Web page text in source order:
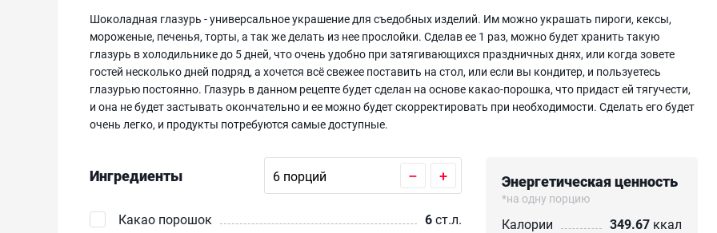
Шоколадная глазурь - универсальное украшение для съедобных изделий. Им можно украшать пироги, кексы,
мороженые, печенья, торты, а так же делать из нее прослойки. Сделав ее 1 раз, можно будет хранить такую
глазурь в холодильнике до 5 дней, что очень удобно при затягивающихся праздничных днях, или когда зовете
гостей несколько дней подряд, а хочется всё свежее поставить на стол, или если вы кондитер, и пользуетесь
глазурью постоянно. Глазурь в данном рецепте будет сделан на основе какао-порошка, что придаст ей тягучести,
и она не будет застывать окончательно и ее можно будет скорректировать при необходимости. Сделать его будет
очень легко, и продукты потребуются самые доступные.
Ингредиенты – +
Какао порошок 6ст.л.
Энергетическая ценность
*на одну порцию
Калории 349.67 ккал